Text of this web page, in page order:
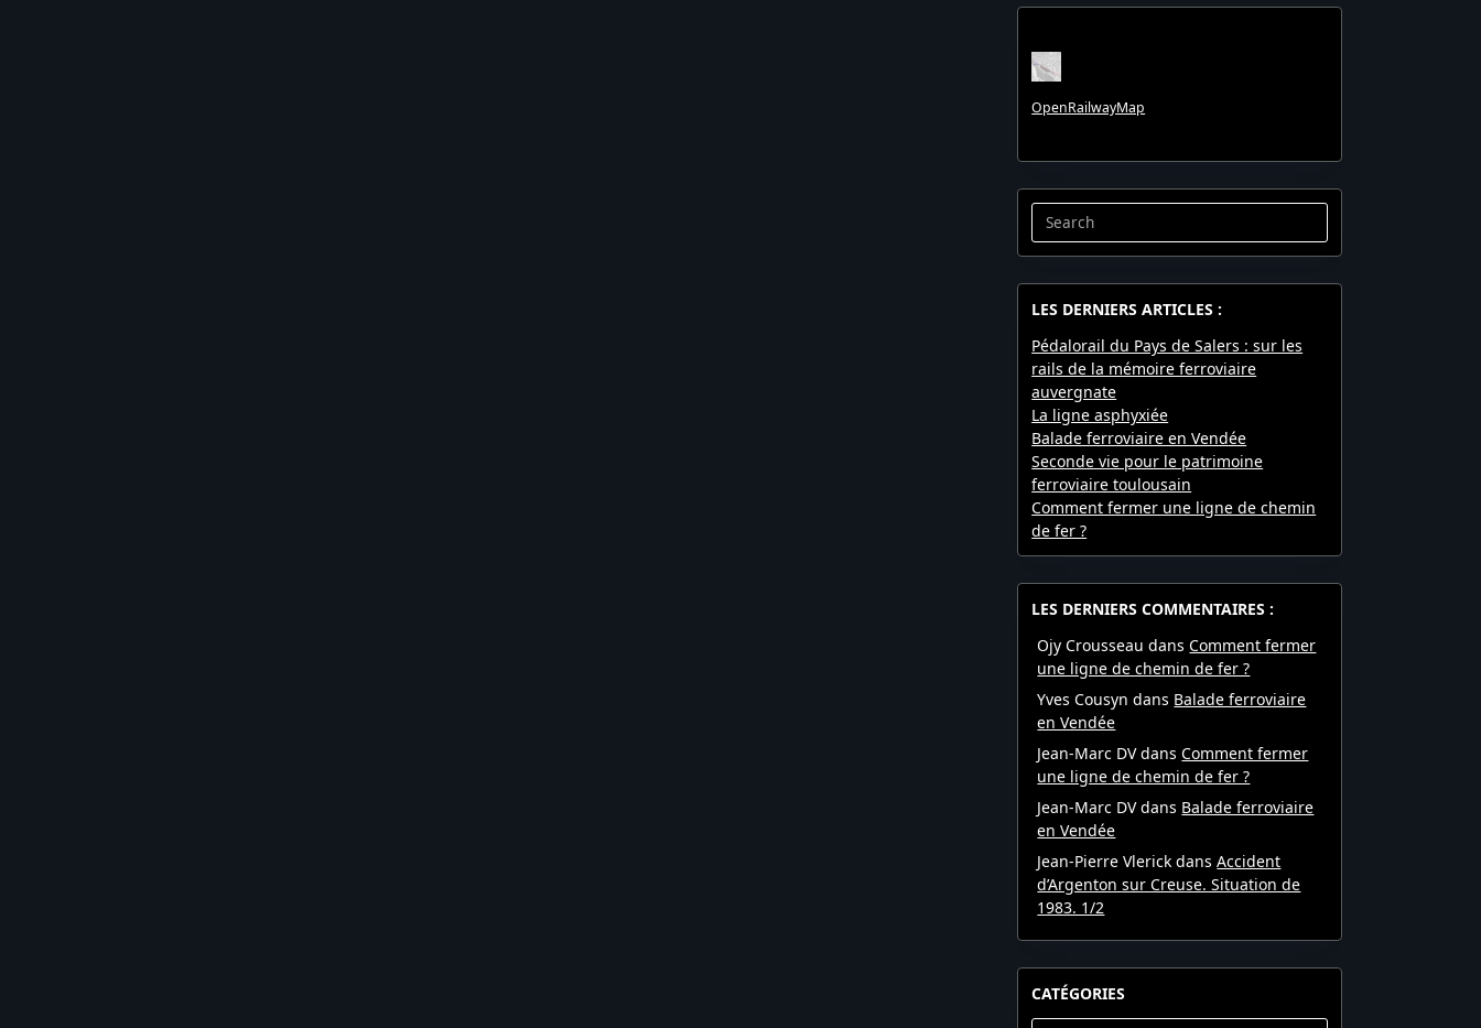
OpenRailwayMap
Search
for:
LES DERNIERS ARTICLES :
Pédalorail du Pays de Salers : sur les
rails de la mémoire ferroviaire
auvergnate
La ligne asphyxiée
Balade ferroviaire en Vendée
Seconde vie pour le patrimoine
ferroviaire toulousain
Comment fermer une ligne de chemin
de fer ?
LES DERNIERS COMMENTAIRES :
Ojy Crousseau dansComment fermer
une ligne de chemin de fer ?
Yves Cousyn dans Balade ferroviaire
en Vendée
Jean-Marc DVdansComment fermer
une ligne de chemin de fer ?
Jean-Marc DVdans Balade ferroviaire
en Vendée
Jean-Pierre Vlerick dansAccident
d’Argenton sur Creuse. Situation de
1983. 1/2
CATÉGORIES